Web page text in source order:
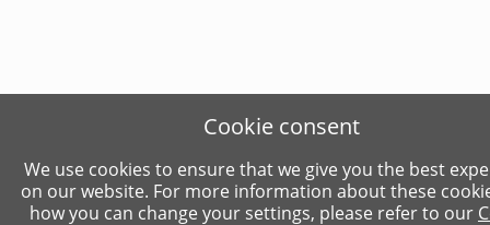
Cookie consent
We use cookies to ensure that we give you the best
on our website. For more information about these
how you can change your settings, please refer to our